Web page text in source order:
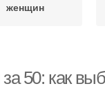
женщин
50: как